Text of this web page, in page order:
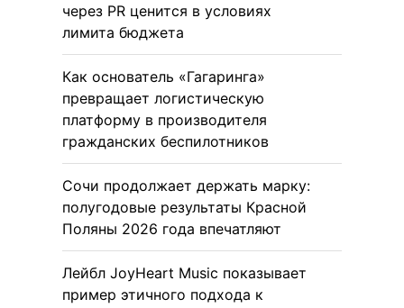
через PR ценится в условиях
лимита бюджета
Как основатель «Гагаринга»
превращает логистическую
платформу в производителя
гражданских беспилотников
Сочи продолжает держать марку:
полугодовые результаты Красной
Поляны 2026 года впечатляют
Лейбл JoyHeart Music показывает
пример этичного подхода к